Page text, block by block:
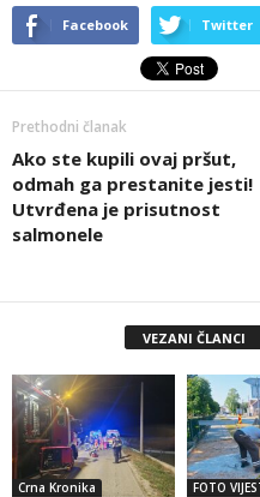
Facebook Twitter
Prethodni članak
Ako ste kupili ovaj pršut,
odmah ga prestanite jesti!
Utvrđena je prisutnost
salmonele
VEZANI ČLANCI
Crna Kronika FOTO